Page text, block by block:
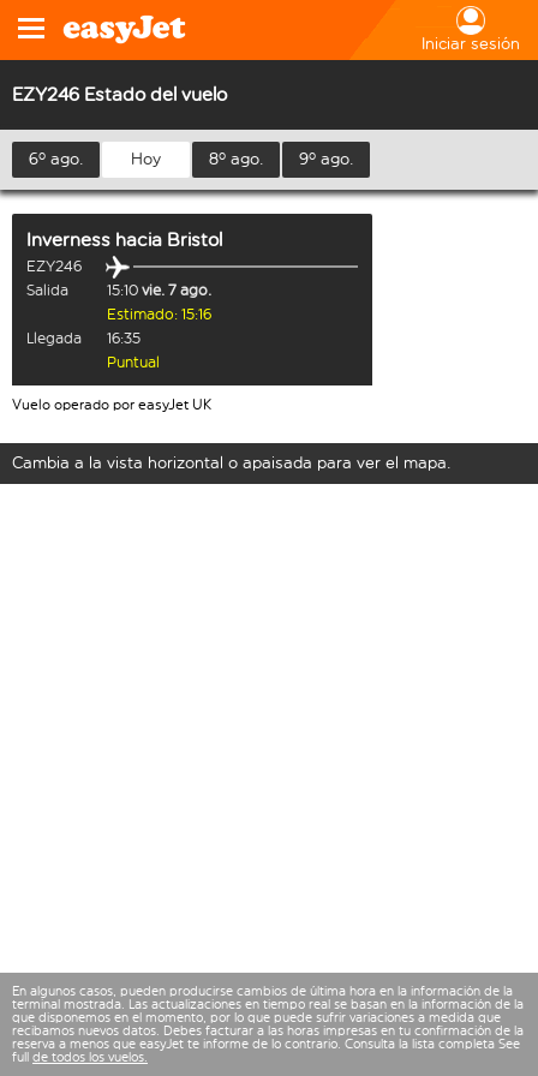
Iniciar sesión
EZY246 Estado del vuelo
6º ago. Hoy 8º ago. 9º ago.
Inverness hacia Bristol
EZY246
Salida
15:10 vie. 7 ago.
Estimado: 15:16
Llegada
16:35
Puntual
Vuelo operado por easyJet UK
Cambia a la vista horizontal o apaisada para ver el mapa.
En algunos casos, pueden producirse cambios de última hora en la información de la
terminal mostrada. Las actualizaciones en tiempo real se basan en la información de la
que disponemos en el momento, por lo que puede sufrir variaciones a medida que
recibamos nuevos datos. Debes facturar a las horas impresas en tu confirmación de la
reserva a menos que easyJet te informe de lo contrario. Consulta la lista completa See
full de todos los vuelos.